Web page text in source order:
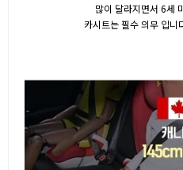
많이 달라지면서 6세
카시트는 필수 의무 입